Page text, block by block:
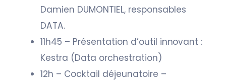
Damien DUMONTIEL, responsables
DATA.
11h45 – Présentation d’outil innovant :
Kestra (Data orchestration)
12h – Cocktail déjeunatoire –